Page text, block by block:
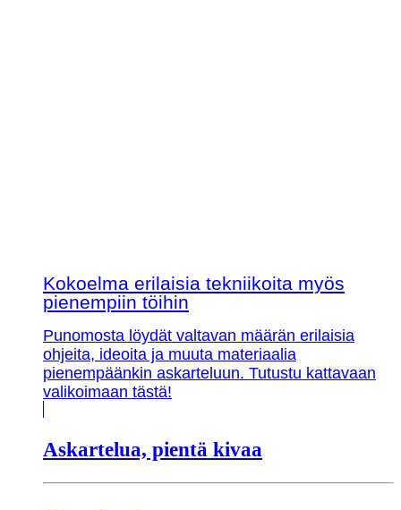
Kokoelma erilaisia tekniikoita myös
pienempiin töihin
Punomosta löydät valtavan määrän erilaisia
ohjeita, ideoita ja muuta materiaalia
pienempäänkin askarteluun. Tutustu kattavaan
valikoimaan tästä!
Askartelua, pientä kivaa